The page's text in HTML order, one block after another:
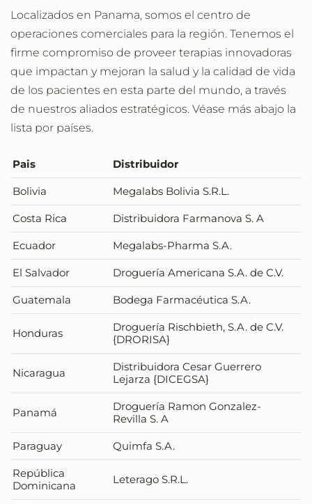
Localizados en Panama, somos el centro de
operaciones comerciales para la región. Tenemos el
firme compromiso de proveer terapias innovadoras
que impactan y mejoran la salud y la calidad de vida
de los pacientes en esta parte del mundo, a través
de nuestros aliados estratégicos. Véase más abajo la
lista por países.
Pais Distribuidor
Bolivia Megalabs Bolivia S.R.L.
Costa Rica Distribuidora Farmanova S. A
Ecuador Megalabs-Pharma S.A.
El Salvador Droguería Americana S.A. de C.V.
Guatemala Bodega Farmacéutica S.A.
Honduras
Droguería Rischbieth, S.A. de C.V.
{DRORISA}
Nicaragua
Distribuidora Cesar Guerrero
Lejarza {DICEGSA}
Panamá
Droguería Ramon Gonzalez-
Revilla S. A
Paraguay Quimfa S.A.
República
Dominicana
Leterago S.R.L.